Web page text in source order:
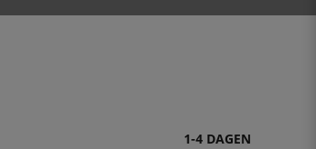
1-4 DAGEN